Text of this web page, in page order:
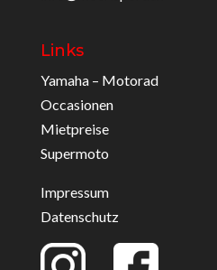
Links
Yamaha – Motorad
Occasionen
Mietpreise
Supermoto
Impressum
Datenschutz